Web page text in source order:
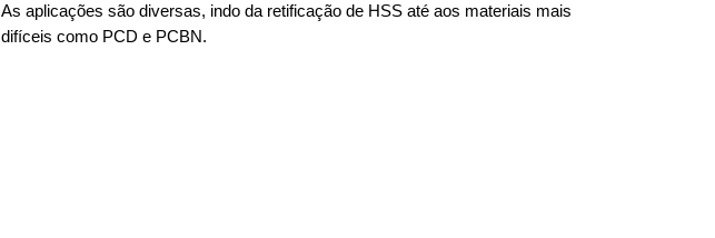
As aplicações são diversas, indo da retificação de HSS até aos materiais mais
difíceis como PCD e PCBN.